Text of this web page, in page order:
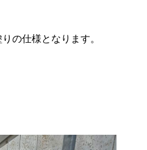
の仕様となります。